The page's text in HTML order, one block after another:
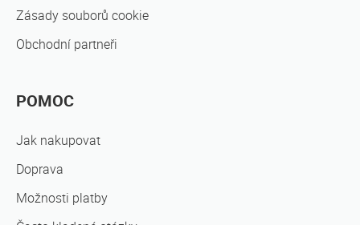
Zásady souborů cookie
Obchodní partneři
POMOC
Jak nakupovat
Doprava
Možnosti platby